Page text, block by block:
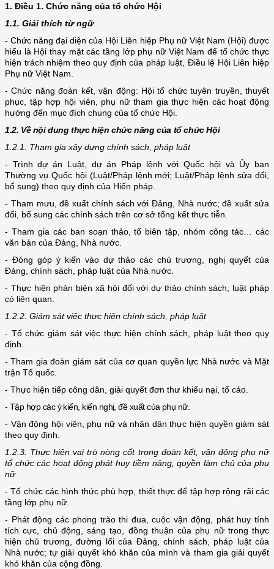
1. Điều 1. Chức năng của tổ chức Hội
1.1. Giải thích từ ngữ
- Chức năng đại diện của Hội Liên hiệp Phụ nữ Việt Nam (Hội) được
hiểu là Hội thay mặt các tầng lớp phụ nữ Việt Nam để tổ chức thực
hiện trách nhiệm theo quy định của pháp luật, Điều lệ Hội Liên hiệp
Phụ nữ Việt Nam.
- Chức năng đoàn kết, vận động: Hội tổ chức tuyên truyền, thuyết
phục, tập hợp hội viên, phụ nữ tham gia thực hiện các hoạt động
hướng đến mục đích chung của tổ chức Hội.
1.2. Về nội dung thực hiện chức năng của tổ chức Hội
1.2.1. Tham gia xây dựng chính sách, pháp luật
- Trình dự án Luật, dự án Pháp lệnh với Quốc hội và Ủy ban
Thường vụ Quốc hội (Luật/Pháp lệnh mới; Luật/Pháp lệnh sửa đổi,
bổ sung) theo quy định của Hiến pháp.
- Tham mưu, đề xuất chính sách với Đảng, Nhà nước; đề xuất sửa
đổi, bổ sung các chính sách trên cơ sở tổng kết thực tiễn.
- Tham gia các ban soạn thảo, tổ biên tập, nhóm công tác… các
văn bản của Đảng, Nhà nước.
- Đóng góp ý kiến vào dự thảo các chủ trương, nghị quyết của
Đảng, chính sách, pháp luật của Nhà nước.
- Thực hiện phản biện xã hội đối với dự thảo chính sách, luật pháp
có liên quan.
1.2.2. Giám sát việc thực hiện chính sách, pháp luật
- Tổ chức giám sát việc thực hiện chính sách, pháp luật theo quy
định.
- Tham gia đoàn giám sát của cơ quan quyền lực Nhà nước và Mặt
trận Tổ quốc.
- Thực hiện tiếp công dân, giải quyết đơn thư khiếu nại, tố cáo.
- Tập hợp các ý kiến, kiến nghị, đề xuất của phụ nữ.
- Vận động hội viên, phụ nữ và nhân dân thực hiện quyền giám sát
theo quy định.
1.2.3. Thực hiện vai trò nòng cốt trong đoàn kết, vận động phụ nữ
tổ chức các hoạt động phát huy tiềm năng, quyền làm chủ của phụ
nữ
- Tổ chức các hình thức phù hợp, thiết thực để tập hợp rộng rãi các
tầng lớp phụ nữ.
- Phát động các phong trào thi đua, cuộc vận động, phát huy tính
tích cực, chủ động, sáng tạo, đồng thuận của phụ nữ trong thực
hiện chủ trương, đường lối của Đảng, chính sách, pháp luật của
Nhà nước; tự giải quyết khó khăn của mình và tham gia giải quyết
khó khăn của cộng đồng.